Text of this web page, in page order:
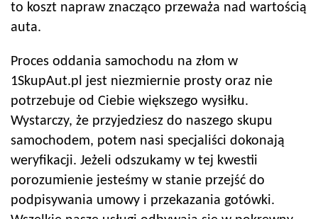
to koszt napraw znacząco przeważa nad wartością
auta.
Proces oddania samochodu na złom w
1SkupAut.pl jest niezmiernie prosty oraz nie
potrzebuje od Ciebie większego wysiłku.
Wystarczy, że przyjedziesz do naszego skupu
samochodem, potem nasi specjaliści dokonają
weryfikacji. Jeżeli odszukamy w tej kwestii
porozumienie jesteśmy w stanie przejść do
podpisywania umowy i przekazania gotówki.